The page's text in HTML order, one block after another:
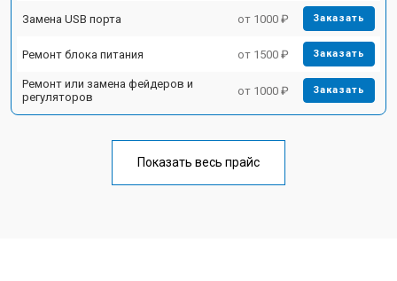
Замена USB порта от 1000 ₽ Заказать
Ремонт блока питания от 1500 ₽ Заказать
Ремонт или замена фейдеров и
регуляторов
от 1000 ₽ Заказать
Показать весь прайс